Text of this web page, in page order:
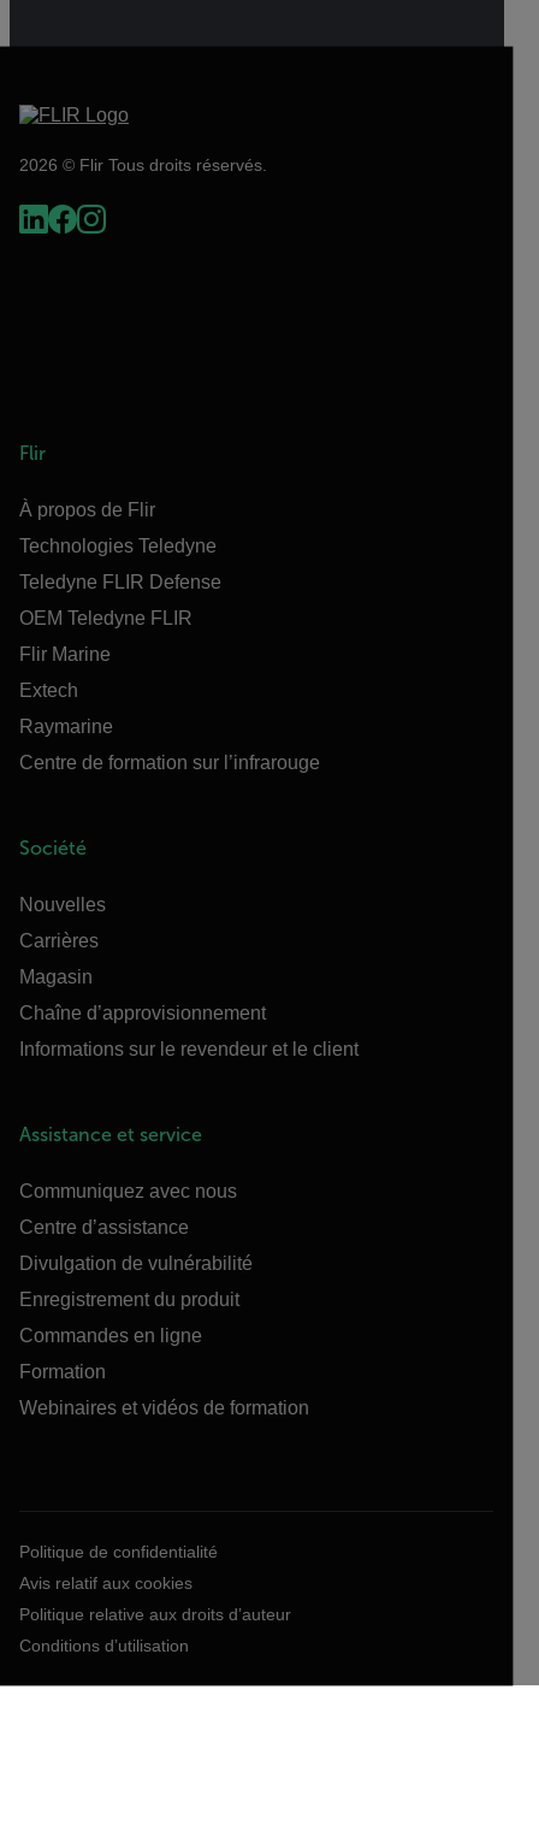
2026 © Flir Tous droits réservés.
Flir
À propos de Flir
Technologies Teledyne
Teledyne FLIR Defense
OEM Teledyne FLIR
Flir Marine
Extech
Raymarine
Centre de formation sur l’infrarouge
Société
Nouvelles
Carrières
Magasin
Chaîne d’approvisionnement
Informations sur le revendeur et le client
Assistance et service
Communiquez avec nous
Centre d’assistance
Divulgation de vulnérabilité
Enregistrement du produit
Commandes en ligne
Formation
Webinaires et vidéos de formation
Politique de confidentialité
Avis relatif aux cookies
Politique relative aux droits d’auteur
Conditions d’utilisation